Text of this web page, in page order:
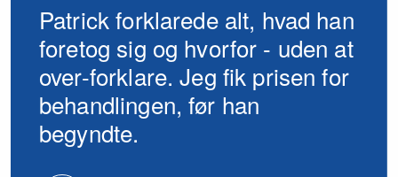
Patrick forklarede alt, hvad han
foretog sig og hvorfor - uden at
over-forklare. Jeg fik prisen for
behandlingen, før han
begyndte.